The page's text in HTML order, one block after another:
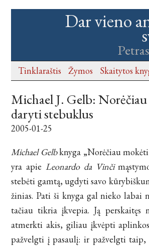
Dar vieno
Tinklaraštis Žymos Skaitytos
Michael J. Gelb:
daryti stebuklus
2005-01-25
Michael Gelbknyga „Norėčiau
yra apie Leonardo da Vinči
stebėti gamtą, ugdyti savo
žinias. Pati ši knyga gal nieko labai
tačiau tikria įkvepia. Ją perskaitęs
atmerkti akis, giliau įkvėpti
pažvelgti į pasaulį: ir pažvelgti